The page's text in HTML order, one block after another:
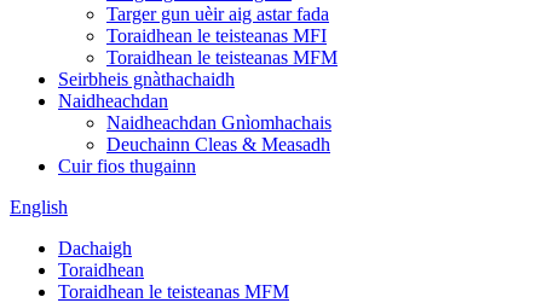
Targer gun uèir aig astar fada
Toraidhean le teisteanas MFI
Toraidhean le teisteanas MFM
Seirbheis gnàthachaidh
Naidheachdan
Naidheachdan Gnìomhachais
Deuchainn Cleas & Measadh
Cuir fios thugainn
English
Dachaigh
Toraidhean
Toraidhean le teisteanas MFM